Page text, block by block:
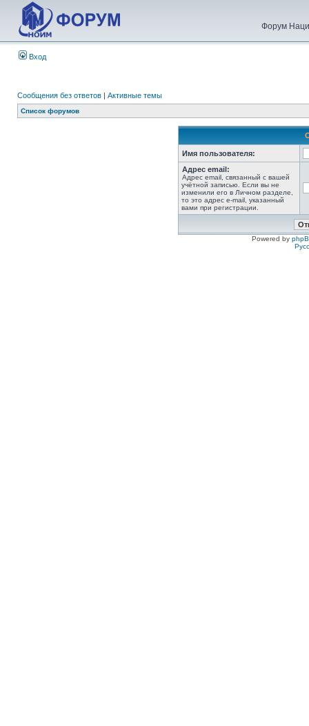
Форум
Вход
Сообщения без ответов | Активные темы
Список форумов
Имя пользователя:
Адрес email:
Адрес email, связанный с вашей
учётной записью. Если вы не
изменили его в Личном разделе,
то это адрес e-mail, указанный
вами при регистрации.
Powered by